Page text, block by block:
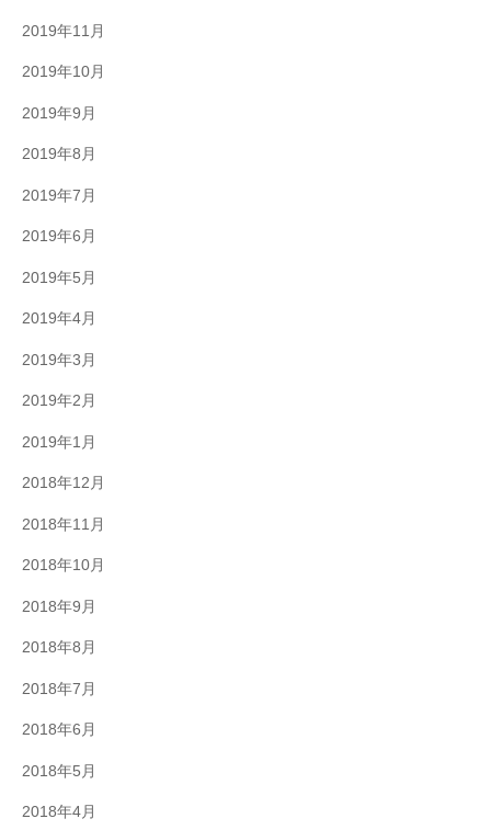
2019年11月
2019年10月
2019年9月
2019年8月
2019年7月
2019年6月
2019年5月
2019年4月
2019年3月
2019年2月
2019年1月
2018年12月
2018年11月
2018年10月
2018年9月
2018年8月
2018年7月
2018年6月
2018年5月
2018年4月